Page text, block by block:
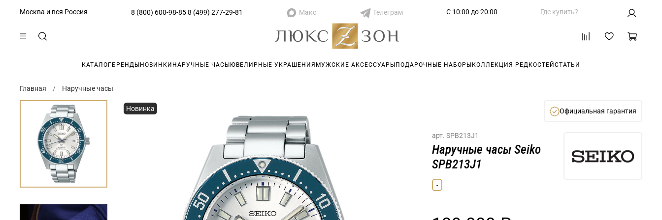
Москва и вся Россия 8 (800) 600-98-85 8 (499) 277-29-81 Макс Телеграм С 10:00 до 20:00 Где купить?
КАТАЛОГ БРЕНДЫ НОВИНКИ НАРУЧНЫЕ ЧАСЫ ЮВЕЛИРНЫЕ УКРАШЕНИЯ МУЖСКИЕ АКСЕССУАРЫ ПОДАРОЧНЫЕ НАБОРЫ КОЛЛЕКЦИЯ РЕДКОСТЕЙ СТАТЬИ
Главная Наручные часы
Новинка Официальная гарантия
арт. SPB213J1
Наручные часы Seiko
SPB213J1
-